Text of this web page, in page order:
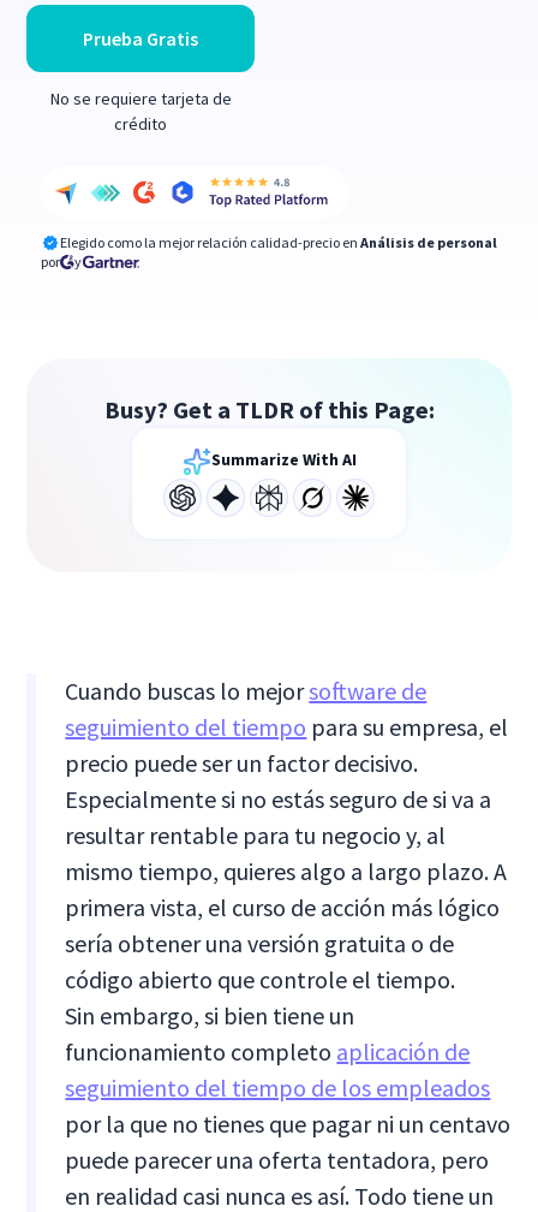
Prueba Gratis
No se requiere tarjeta de
crédito
Elegido como la mejor relación calidad-precio en Análisis de personal
por
y
Busy? Get a TLDR of this Page:
Summarize With AI
Cuando buscas lo mejorsoftware de
seguimiento del tiempo para su empresa, el
precio puede ser un factor decisivo.
Especialmente si no estás seguro de si va a
resultar rentable para tu negocio y, al
mismo tiempo, quieres algo a largo plazo. A
primera vista, el curso de acción más lógico
sería obtener una versión gratuita o de
código abierto que controle el tiempo.
Sin embargo, si bien tiene un
funcionamiento completo aplicación de
seguimiento del tiempo de los empleados
por la que no tienes que pagar ni un centavo
puede parecer una oferta tentadora, pero
en realidad casi nunca es así. Todo tiene un